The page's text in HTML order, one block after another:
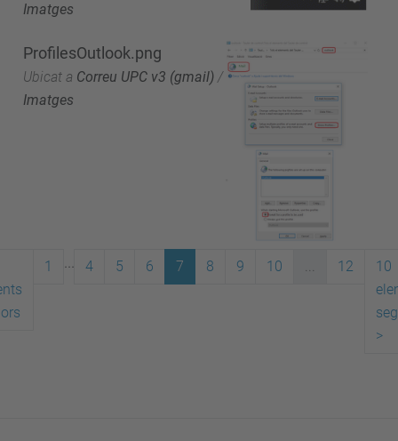
Imatges
ProfilesOutlook.png
Ubicat a Correu UPC v3 (gmail) /
Imatges
1 ... 4 5 6 7 8 9 10 ... 12
10
>